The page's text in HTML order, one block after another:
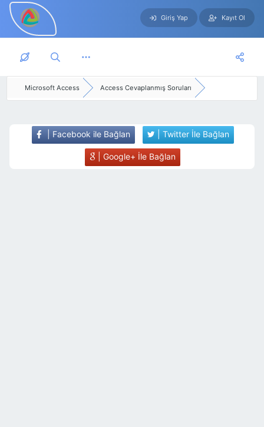
Skip to main content
Giriş Yap Kayıt Ol
Microsoft Access Access Cevaplanmış Soruları
| Facebook ile Bağlan | Twitter İle Bağlan
| Google+ İle Bağlan